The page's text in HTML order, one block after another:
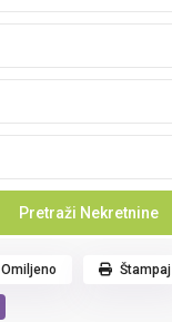
Omiljeno Štampaj